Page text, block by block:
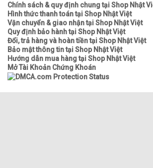
Chính sách & quy định chung tại Shop Nhật
Hình thức thanh toán tại Shop Nhật Việt
Vận chuyển & giao nhận tại Shop Nhật Việt
Quy định bảo hành tại Shop Nhật Việt
Đổi, trả hàng và hoàn tiền tại Shop Nhật Việt
Bảo mật thông tin tại Shop Nhật Việt
Hướng dẫn mua hàng tại Shop Nhật Việt
Mở Tài Khoản Chứng Khoán